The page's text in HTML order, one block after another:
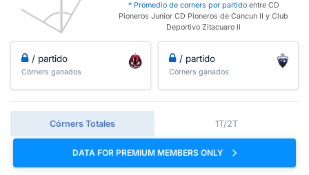
* Promedio de corners por partidoentre CD
Pioneros Junior CD Pioneros de Cancun II y Club
Deportivo Zitacuaro II
/ partido
Córners ganados
/ partido
Córners ganados
Córners Totales 1T/2T
DATA FOR PREMIUM MEMBERS ONLY